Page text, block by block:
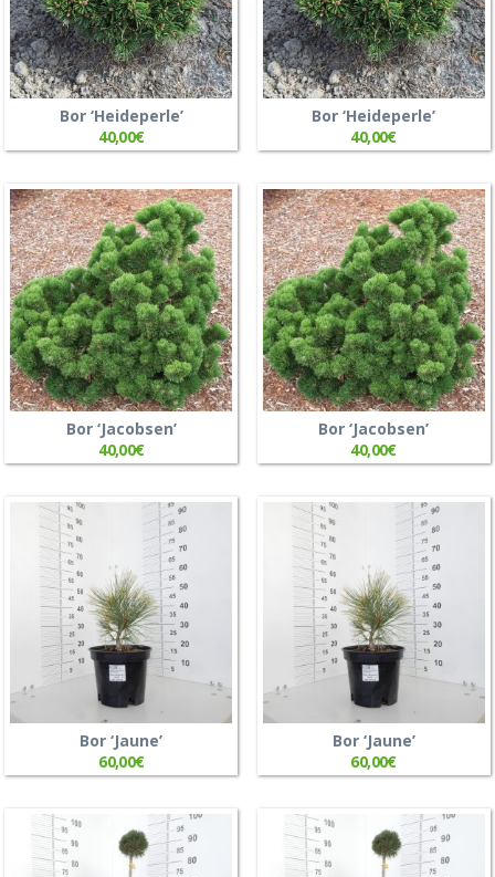
Bor ‘Heideperle’
40,00€
Bor ‘Heideperle’
40,00€
Bor ‘Jacobsen’
40,00€
Bor ‘Jacobsen’
40,00€
Bor ‘Jaune’
60,00€
Bor ‘Jaune’
60,00€